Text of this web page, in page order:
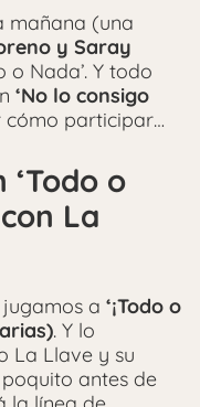
mañana (una
y Saray
o Nada’. Y todo
‘No lo consigo
cómo participar…
o
La
a ‘¡Todo o
. Y lo
La Llave y su
poquito antes de